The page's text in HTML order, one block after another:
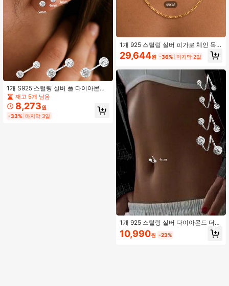
1개 S925 스털링 실버 풀 다이아몬드
양두 나사 귀걸이, 반짝이는 다용도,
일상 착용에 적합, 여자친구, 어머니,
자매를 위한 완벽한 선물
재고 5개 남음
8,273원
-33% 마지막 3일
1개 925 스털링 실버 피가로 체인 목
걸이, 16-24인치 길이, 남녀 공용 패셔
너블한 고급 주얼리 목걸이
29,644원 -36% 마지막 2일
1개 925 스털링 실버 다이아몬드 더스
트 비즈 더블 스크류 S자형 스파클링
볼 배꼽 피어싱, 여성 데일리 착용 적
10,990원 -23%